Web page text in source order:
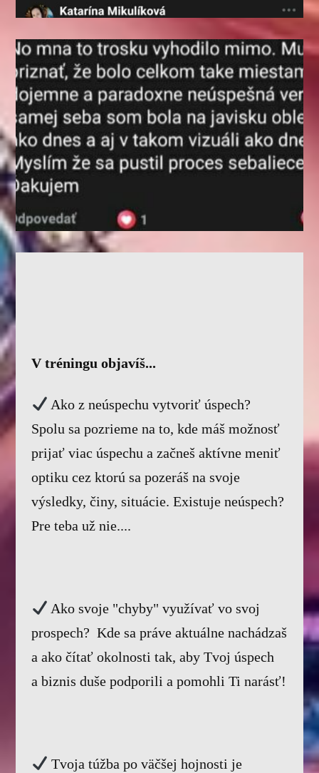
V tréningu objavíš...
Ako z neúspechu vytvoriť úspech?
Spolu sa pozrieme na to, kde máš možnosť
prijať viac úspechu a začneš aktívne meniť
optiku cez ktorú sa pozeráš na svoje
výsledky, činy, situácie. Existuje neúspech?
Pre teba už nie....
Ako svoje "chyby" využívať vo svoj
prospech? Kde sa práve aktuálne nachádzaš
a ako čítať okolnosti tak, aby Tvoj úspech
a biznis duše podporili a pomohli Ti narásť!
Tvoja túžba po väčšej hojnosti je